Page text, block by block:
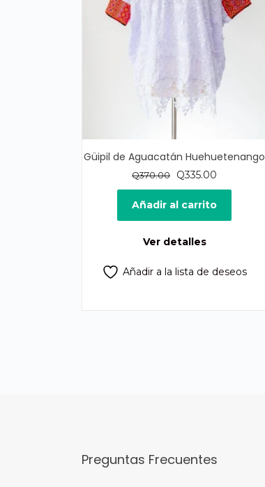
Güipil de Aguacatán Huehuetenango
Q370.00
El
precio
original
era:
Q335.00
precio
actual
es:
Añadir al carrito
Ver detalles
Añadir a la lista de deseos
Preguntas Frecuentes